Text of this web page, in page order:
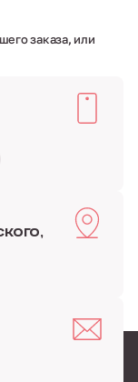
заказа, или